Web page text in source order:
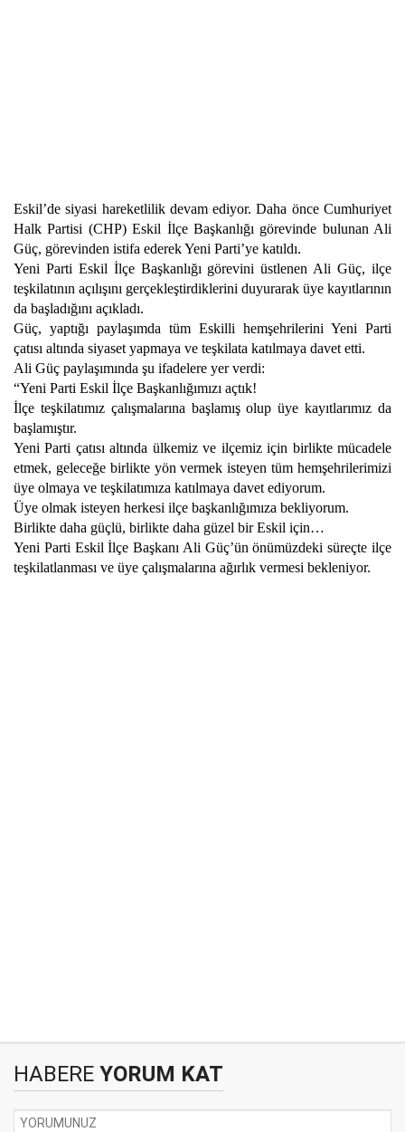
Eskil’de siyasi hareketlilik devam ediyor. Daha önce Cumhuriyet
Halk Partisi (CHP) Eskil İlçe Başkanlığı görevinde bulunan Ali
Güç, görevinden istifa ederek Yeni Parti’ye katıldı.
Yeni Parti Eskil İlçe Başkanlığı görevini üstlenen Ali Güç, ilçe
teşkilatının açılışını gerçekleştirdiklerini duyurarak üye kayıtlarının
da başladığını açıkladı.
Güç, yaptığı paylaşımda tüm Eskilli hemşehrilerini Yeni Parti
çatısı altında siyaset yapmaya ve teşkilata katılmaya davet etti.
Ali Güç paylaşımında şu ifadelere yer verdi:
“Yeni Parti Eskil İlçe Başkanlığımızı açtık!
İlçe teşkilatımız çalışmalarına başlamış olup üye kayıtlarımız da
başlamıştır.
Yeni Parti çatısı altında ülkemiz ve ilçemiz için birlikte mücadele
etmek, geleceğe birlikte yön vermek isteyen tüm hemşehrilerimizi
üye olmaya ve teşkilatımıza katılmaya davet ediyorum.
Üye olmak isteyen herkesi ilçe başkanlığımıza bekliyorum.
Birlikte daha güçlü, birlikte daha güzel bir Eskil için…
Yeni Parti Eskil İlçe Başkanı Ali Güç’ün önümüzdeki süreçte ilçe
teşkilatlanması ve üye çalışmalarına ağırlık vermesi bekleniyor.
HABERE YORUM KAT